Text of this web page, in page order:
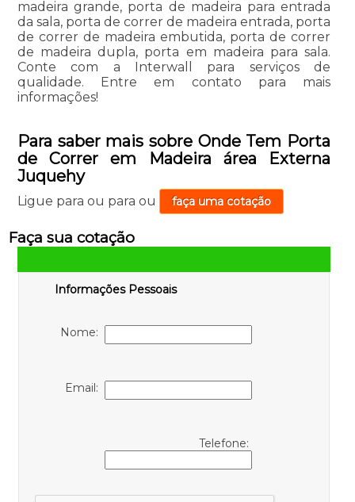
madeira grande, porta de madeira para entrada
da sala, porta de correr de madeira entrada, porta
de correr de madeira embutida, porta de correr
de madeira dupla, porta em madeira para sala.
Conte com a Interwall para serviços de
qualidade. Entre em contato para mais
informações!
Para saber mais sobre Onde Tem Porta
de Correr em Madeira área Externa
Juquehy
Ligue para ou para ou faça uma cotação
Faça sua cotação
Informações Pessoais
Nome:
Email:
Telefone: